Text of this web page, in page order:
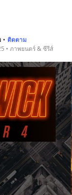
• ติดตาม
• ภาพยนตร์ & ซีรีส์